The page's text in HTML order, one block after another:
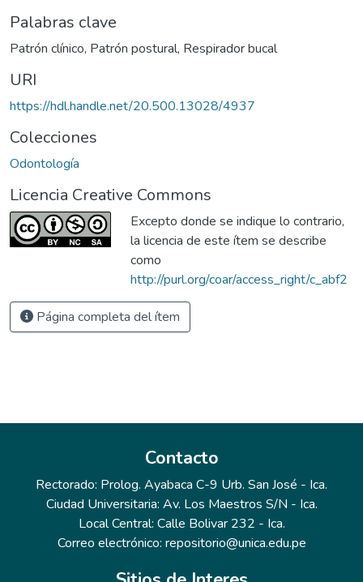
Palabras clave
Patrón clínico, Patrón postural, Respirador bucal
URI
https://hdl.handle.net/20.500.13028/4937
Colecciones
Odontología
Licencia Creative Commons
Excepto donde se indique lo contrario,
la licencia de este ítem se describe
como
http://purl.org/coar/access_right/c_abf2
Página completa del ítem
Contacto
Rectorado: Prolog. Ayabaca C-9 Urb. San José - Ica.
Ciudad Universitaria: Av. Los Maestros S/N - Ica.
Local Central: Calle Bolivar 232 - Ica.
Correo electrónico: repositorio@unica.edu.pe